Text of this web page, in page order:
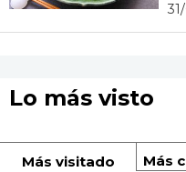
Lo más visto
Más visitado Más